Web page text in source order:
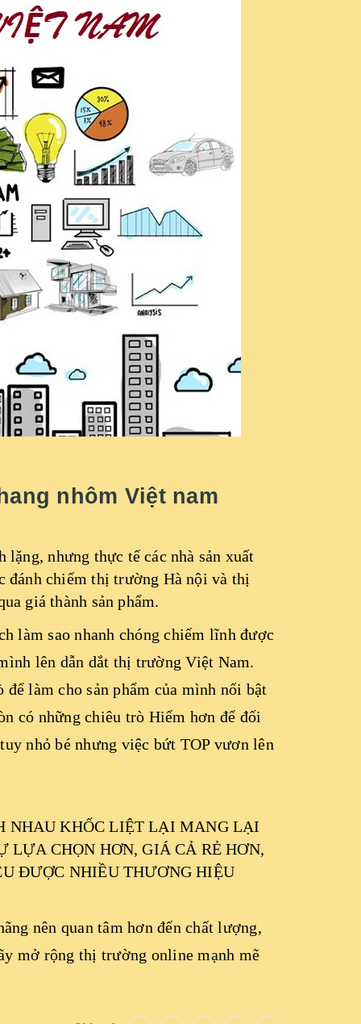
nhôm Việt nam
nhưng thực tế các nhà sản xuất
đánh chiếm thị trường Hà nội và thị
giá thành sản phẩm.
làm sao nhanh chóng chiếm lĩnh được
lên dẫn dắt thị trường Việt Nam.
làm cho sản phẩm của mình nổi bật
có những chiêu trò Hiểm hơn để đối
nhỏ bé nhưng việc bứt TOP vươn lên
NHAU KHỐC LIỆT LẠI MANG LẠI
LỰA CHỌN HƠN, GIÁ CẢ RẺ HƠN,
ĐƯỢC NHIỀU THƯƠNG HIỆU
nên quan tâm hơn đến chất lượng,
mở rộng thị trường online mạnh mẽ